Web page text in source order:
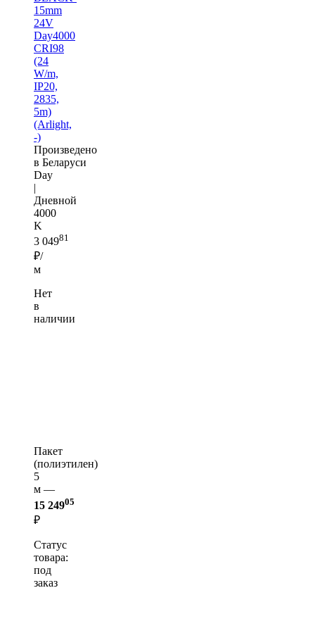
15mm
24V
Day4000
CRI98
(24
W/m,
IP20,
2835,
5m)
(Arlight,
-)
Произведено
в Беларуси
Day
|
Дневной
4000
K
3 04981
₽/
м
Нет
в
наличии
Пакет
(полиэтилен)
5
м —
15 24905
₽
Статус
товара:
под
заказ